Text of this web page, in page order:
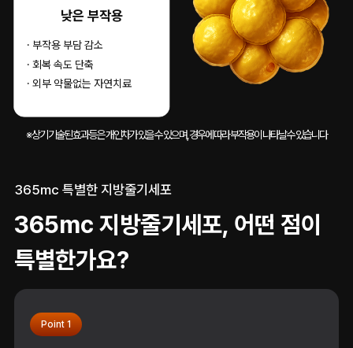
낮은 부작용
· 부작용 부담 감소
· 회복 속도 단축
· 외부 약물없는 자연치료
※ 상기 기술된 효과 등은 개인차가 있을 수 있으며, 경우에 따라 부작용이 나타날 수 있습니다
365mc 특별한 지방줄기세포
365mc 지방줄기세포, 어떤 점이
특별한가요?
Point 1